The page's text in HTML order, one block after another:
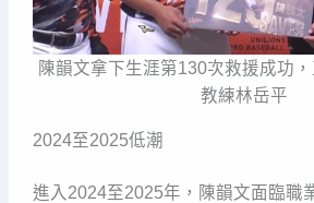
陳韻文拿下生涯第130次救援成功
教練林岳平
2024至2025低潮
進入2024至2025年，陳韻文面臨職